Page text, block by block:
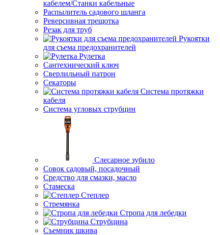
кабелем/Станки кабельные
Распылитель садового шланга
Реверсивная трещотка
Резак для труб
Рукоятки
для съема предохранителей
Рулетка
Сантехнический ключ
Сверлильный патрон
Секаторы
Система протяжки
кабеля
Система угловых струбцин
Слесарное зубило
Совок садовый, посадочный
Средство для смазки, масло
Стамеска
Степлер
Стремянка
Стропа для лебедки
Струбцина
Съемник шкива